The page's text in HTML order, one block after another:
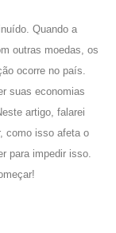
Quando a
outras moedas, os
ocorre no país.
suas economias
artigo, falarei
como isso afeta o
para impedir isso.